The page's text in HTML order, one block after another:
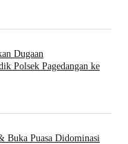
Dugaan
Polsek Pagedangan ke
Buka Puasa Didominasi